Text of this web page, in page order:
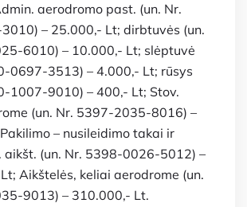
aerodromo past. (un. Nr.
– 25.000,- Lt; dirbtuvės (un.
6010) – 10.000,- Lt; slėptuvė
0697-3513) – 4.000,- Lt; rūsys
1007-9010) – 400,- Lt; Stov.
(un. Nr. 5397-2035-8016) –
– nusileidimo takai ir
aikšt. (un. Nr. 5398-0026-5012) –
Aikštelės, keliai aerodrome (un.
9013) – 310.000,- Lt.